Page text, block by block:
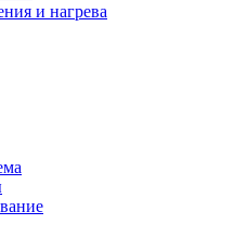
и нагрева